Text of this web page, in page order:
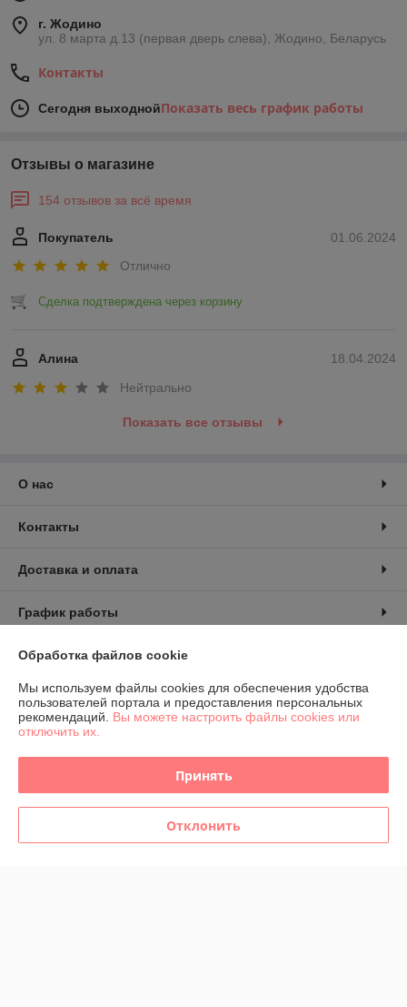
г. Жодино
ул. 8 марта д.13 (первая дверь слева), Жодино, Беларусь
Контакты
Сегодня выходнойПоказать весь график работы
Отзывы о магазине
154 отзывов за всё время
01.06.2024
Покупатель
Отлично
Сделка подтверждена через корзину
18.04.2024
Алина
Нейтрально
Показать все отзывы
О нас
Контакты
Доставка и оплата
График работы
Полная версия сайта
Политика обработки cookies
Сайт создан на платформе Deal.by
Обработка файлов cookie
Мы используем файлы cookies для обеспечения удобства
пользователей портала и предоставления персональных
рекомендаций. Вы можете настроить файлы cookies или
отключить их.
Принять
Отклонить